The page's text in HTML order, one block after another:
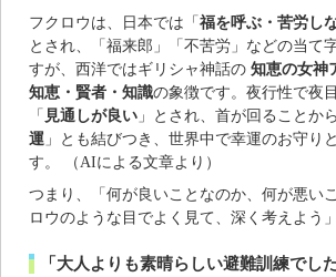
フクロウは、日本では「福を呼ぶ・苦労し
とされ、「福来郎」「不苦労」などの当て
すが、西洋ではギリシャ神話の 知恵の女神
知恵・賢者・知識の象徴です。夜行性で夜
「 見通しが良い 」とされ、首が回ることか
運 」とも結びつき、世界中で幸運のお守り
す。 （AIによる文章より）
つまり、「何が良いことなのか、何が悪い
ロウのような目でよく見て、深く考えよう
「大人よりも素晴らしい避難訓練でし